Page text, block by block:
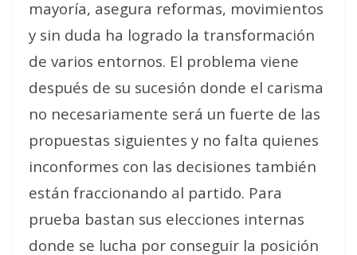
mayoría, asegura reformas, movimientos
y sin duda ha logrado la transformación
de varios entornos. El problema viene
después de su sucesión donde el carisma
no necesariamente será un fuerte de las
propuestas siguientes y no falta quienes
inconformes con las decisiones también
están fraccionando al partido. Para
prueba bastan sus elecciones internas
donde se lucha por conseguir la posición